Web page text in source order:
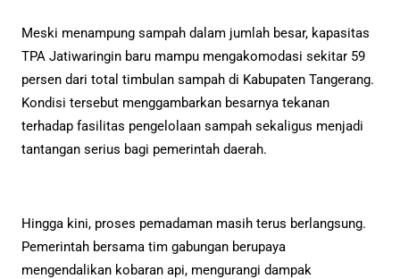
Meski menampung sampah dalam jumlah besar, kapasitas
TPA Jatiwaringin baru mampu mengakomodasi sekitar 59
persen dari total timbulan sampah di Kabupaten Tangerang.
Kondisi tersebut menggambarkan besarnya tekanan
terhadap fasilitas pengelolaan sampah sekaligus menjadi
tantangan serius bagi pemerintah daerah.
Hingga kini, proses pemadaman masih terus berlangsung.
Pemerintah bersama tim gabungan berupaya
mengendalikan kobaran api, mengurangi dampak